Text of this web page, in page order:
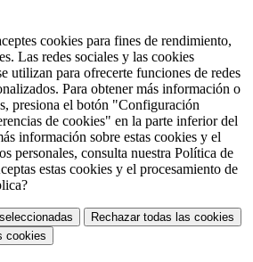
cookies para fines de rendimiento,
Las redes sociales y las cookies
utilizan para ofrecerte funciones de redes
Para obtener más información o
presiona el botón "Configuración
de cookies" en la parte inferior del
información sobre estas cookies y el
personales, consulta nuestra Política de
estas cookies y el procesamiento de
Rechazar todas las cookies
cookies